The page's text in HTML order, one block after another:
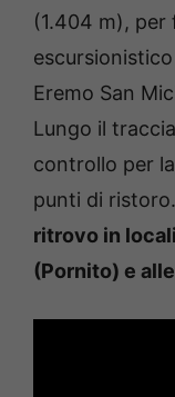
(1.404 m),
Eremo San
Lungo il
controllo per
punti di ristoro.
ritrovo in
(Pornito) e